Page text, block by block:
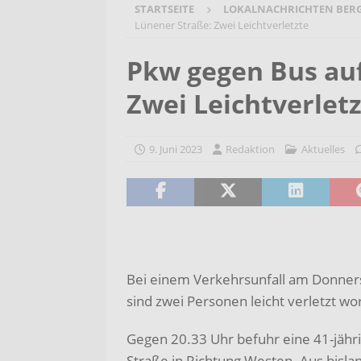
[ 7. August 2026 ]
Bergehalde „Großes Holz“
[ 6. August 2026 ] Pflege- und
[ 7. August 2026 ]
Holzbildhauerei sichern!
STARTSEITE LOKALNACHRICHTEN
Lünener Straße: Zwei Leichtverletzte
Pkw gegen Bus
Zwei
9. Juni 2023 Redaktion Aktuelles
Bei einem Verkehrsunfall am
sind zwei Personen leicht verletzt
Gegen 20.33 Uhr befuhr eine 41-